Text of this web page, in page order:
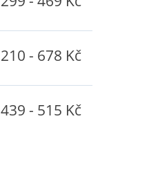
210 - 678 Kč
439 - 515 Kč